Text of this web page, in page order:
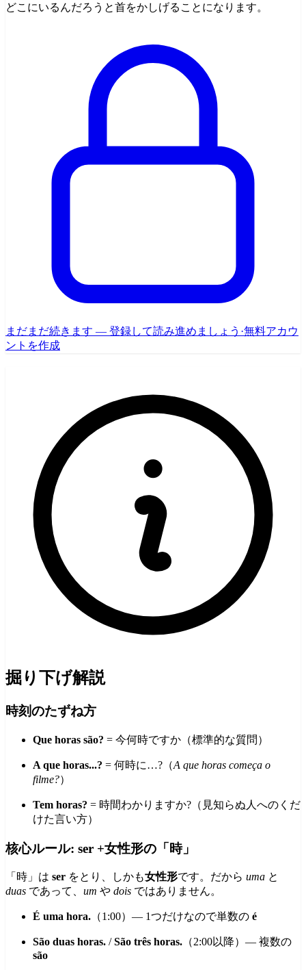
どこにいるんだろうと首をかしげることになります。
まだまだ続きます — 登録して読み進めましょう ·無料アカウ
ントを作成
掘り下げ解説
時刻のたずね方
Que horas são? = 今何時ですか（標準的な質問）
A que horas...? = 何時に…?（A que horas começa o
filme?）
Tem horas? = 時間わかりますか?（見知らぬ人へのくだ
けた言い方）
核心ルール: ser +女性形の「時」
「時」は ser をとり、しかも女性形です。だから uma と
duas であって、 um や dois ではありません。
É uma hora. （1:00）— 1つだけなので単数の é
São duas horas. /São três horas. （2:00以降）— 複数の
são